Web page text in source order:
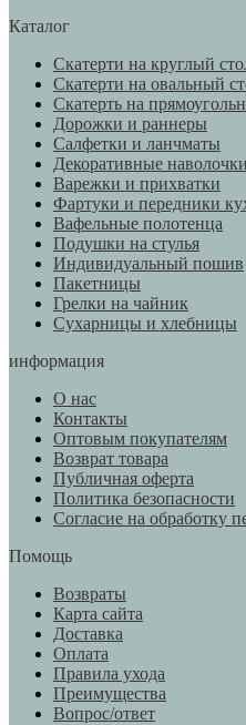
Каталог
Скатерти на круглый
Скатерти на овальный
Скатерть на
Дорожки и раннеры
Салфетки и ланчматы
Декоративные наволочки
Варежки и прихватки
Фартуки и передники
Вафельные полотенца
Подушки на стулья
Индивидуальный пошив
Пакетницы
Грелки на чайник
Сухарницы и хлебницы
информация
О нас
Контакты
Оптовым покупателям
Возврат товара
Публичная оферта
Политика безопасности
Согласие на обработку
Помощь
Возвраты
Карта сайта
Доставка
Оплата
Правила ухода
Преимущества
Вопрос/ответ